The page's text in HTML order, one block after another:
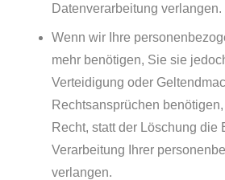
Datenverarbeitung verlangen.
Wenn wir Ihre
mehr benötigen, Sie sie
Verteidigung oder
Rechtsansprüchen
Recht, statt der Löschung die
Verarbeitung Ihrer
verlangen.